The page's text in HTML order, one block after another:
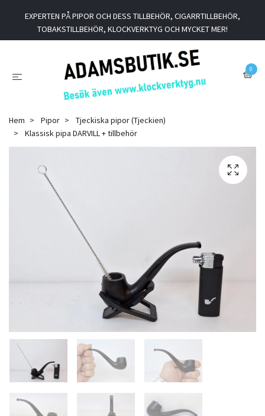
EXPERTEN PÅ PIPOR OCH DESS TILLBEHÖR, CIGARRTILLBEHÖR,
TOBAKSTILLBEHÖR, KLOCKVERKTYG OCH MYCKET MER!
0
Hem Pipor
Tjeckiska pipor (Tjeckien)
Klassisk pipa DARVILL + tillbehör